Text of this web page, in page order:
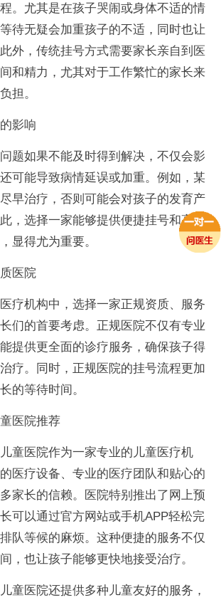
。尤其是在孩子哭闹或身体不适的情
待无疑会加重孩子的不适，同时也让
外，传统挂号方式需要家长亲自到医
和精力，尤其对于工作繁忙的家长来
担。
影响
题如果不能及时得到解决，不仅会影
可能导致病情延误或加重。例如，某
早治疗，否则可能会对孩子的发育产
，选择一家能够提供便捷挂号和高效
显得尤为重要。
医院
疗机构中，选择一家正规资质、服务
们的首要考虑。正规医院不仅有专业
提供更全面的诊疗服务，确保孩子得
疗。同时，正规医院的挂号流程更加
的等待时间。
医院推荐
童医院作为一家专业的儿童医疗机
医疗设备、专业的医疗团队和贴心的
家长的信赖。医院特别推出了网上预
可以通过官方网站或手机APP轻松完
队等候的麻烦。这种便捷的服务不仅
，也让孩子能够更快地接受治疗。
童医院还提供多种儿童友好的服务，